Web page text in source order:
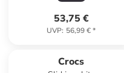
53,75 €
UVP: 56,99 €*
Crocs